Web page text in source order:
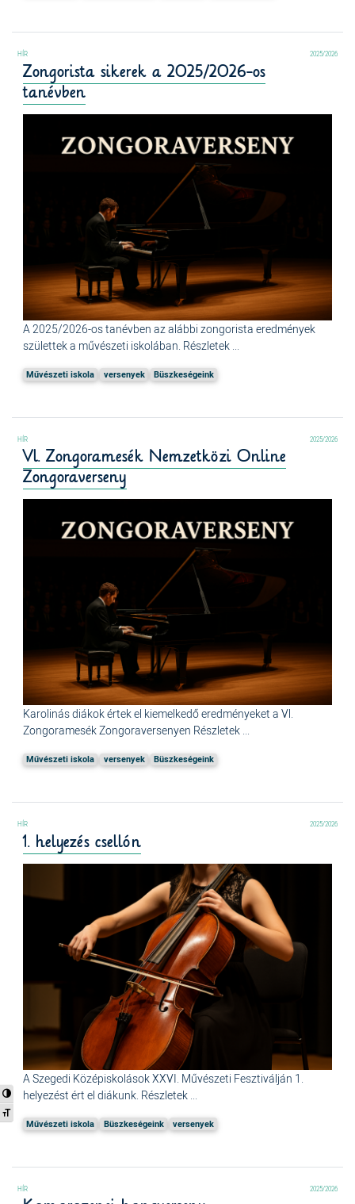
Nagy kontraszt váltása
Betűméret váltása
2025/2026
Zongorista sikerek a 2025/2026-os
tanévben
A 2025/2026-os tanévben az alábbi zongorista eredmények
születtek a művészeti iskolában. Részletek ...
Művészeti iskola versenyek Büszkeségeink
2025/2026
Vl. Zongoramesék Nemzetközi Online
Zongoraverseny
Karolinás diákok értek el kiemelkedő eredményeket a Vl.
Zongoramesék Zongoraversenyen Részletek ...
Művészeti iskola versenyek Büszkeségeink
2025/2026
1. helyezés csellón
A Szegedi Középiskolások XXVI. Művészeti Fesztiválján 1.
helyezést ért el diákunk. Részletek ...
Művészeti iskola Büszkeségeink versenyek
2025/2026